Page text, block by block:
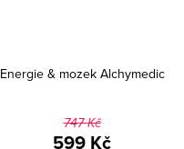
Energie & mozek Alchymedic
747 Kč
599 Kč